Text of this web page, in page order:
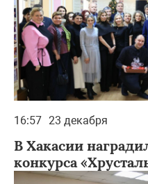
16:57 23 декабря
В Хакасии
конкурса